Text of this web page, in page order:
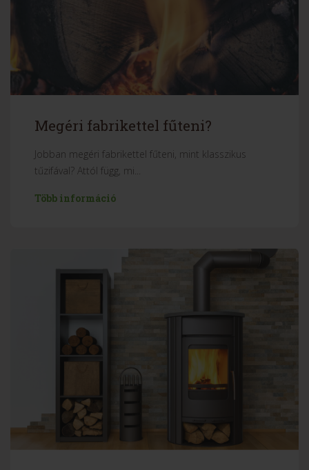
Megéri fabrikettel fűteni?
Jobban megéri fabrikettel fűteni, mint klasszikus
tűzifával? Attól függ, mi...
Több információ